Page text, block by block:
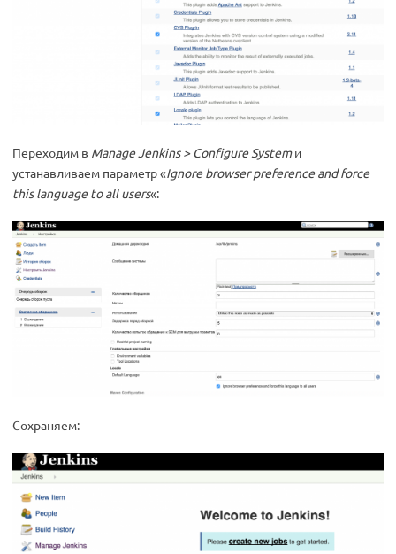
Переходим в Manage Jenkins > Configure Systemи
устанавливаем параметр «Ignore browser preference and force
this language to all users«:
Сохраняем: